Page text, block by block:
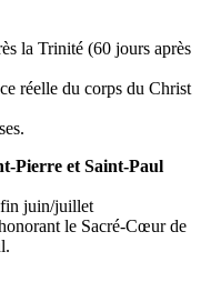
la Trinité (60 jours après
réelle du corps du Christ
Pierre et Saint-Paul
fin juin/juillet
le Sacré-Cœur de